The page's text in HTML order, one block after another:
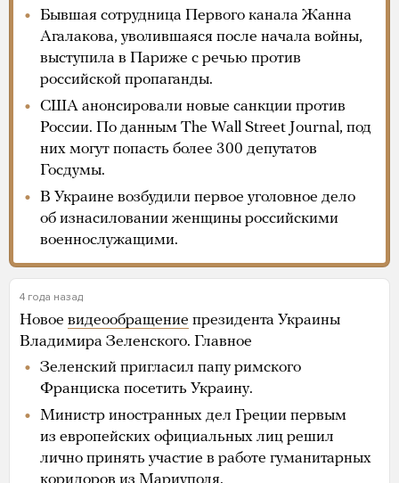
Бывшая сотрудница Первого канала Жанна
Агалакова, уволившаяся после начала войны,
выступила в Париже с речью против
российской пропаганды.
США анонсировали новые санкции против
России. По данным The Wall Street Journal, под
них могут попасть более 300 депутатов
Госдумы.
В Украине возбудили первое уголовное дело
об изнасиловании женщины российскими
военнослужащими.
4 года назад
Новое видеообращение президента Украины
Владимира Зеленского. Главное
Зеленский пригласил папу римского
Франциска посетить Украину.
Министр иностранных дел Греции первым
из европейских официальных лиц решил
лично принять участие в работе гуманитарных
коридоров из Мариуполя.